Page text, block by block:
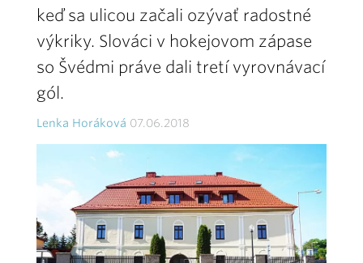
keď sa ulicou začali ozývať radostné
výkriky. Slováci v hokejovom zápase
so Švédmi práve dali tretí vyrovnávací
gól.
Lenka Horáková 07.06.2018